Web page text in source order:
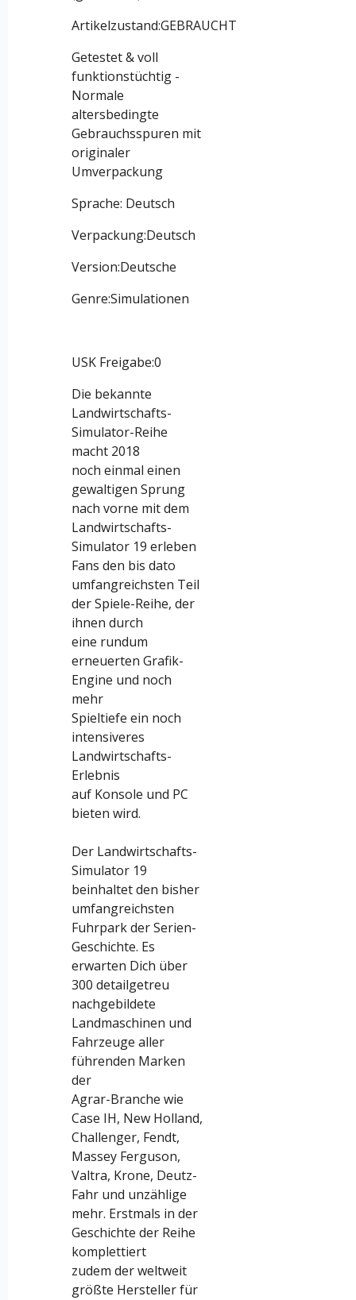
Artikelzustand:GEBRAUCHT
Getestet & voll
funktionstüchtig -
Normale
altersbedingte
Gebrauchsspuren mit
originaler
Umverpackung
Sprache: Deutsch
Verpackung:Deutsch
Version:Deutsche
Genre:Simulationen
USK Freigabe:0
Die bekannte
Landwirtschafts-
Simulator-Reihe
macht 2018
noch einmal einen
gewaltigen Sprung
nach vorne mit dem
Landwirtschafts-
Simulator 19 erleben
Fans den bis dato
umfangreichsten Teil
der Spiele-Reihe, der
ihnen durch
eine rundum
erneuerten Grafik-
Engine und noch
mehr
Spieltiefe ein noch
intensiveres
Landwirtschafts-
Erlebnis
auf Konsole und PC
bieten wird.
Der Landwirtschafts-
Simulator 19
beinhaltet den bisher
umfangreichsten
Fuhrpark der Serien-
Geschichte. Es
erwarten Dich über
300 detailgetreu
nachgebildete
Landmaschinen und
Fahrzeuge aller
führenden Marken
der
Agrar-Branche wie
Case IH, New Holland,
Challenger, Fendt,
Massey Ferguson,
Valtra, Krone, Deutz-
Fahr und unzählige
mehr. Erstmals in der
Geschichte der Reihe
komplettiert
zudem der weltweit
größte Hersteller für